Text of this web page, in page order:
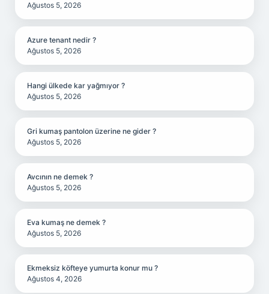
Ağustos 5, 2026
Azure tenant nedir ?
Ağustos 5, 2026
Hangi ülkede kar yağmıyor ?
Ağustos 5, 2026
Gri kumaş pantolon üzerine ne gider ?
Ağustos 5, 2026
Avcının ne demek ?
Ağustos 5, 2026
Eva kumaş ne demek ?
Ağustos 5, 2026
Ekmeksiz köfteye yumurta konur mu ?
Ağustos 4, 2026